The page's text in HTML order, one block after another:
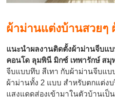
ผ้าม่านแต่งบ้านสวยๆ
แนะนำผลงานติดตั้งผ้าม่านจีบแ
คอนโด ลุมพินี มิกซ์ เทพารักษ์ สมุ
จีบแบบทึบ สีเทา กับผ้าม่านจีบแบ
ผ้าม่านทั้ง 2 แบบ สำหรับตกแต่ง
แสงแดดส่องเข้ามาในตัวบ้านเป็